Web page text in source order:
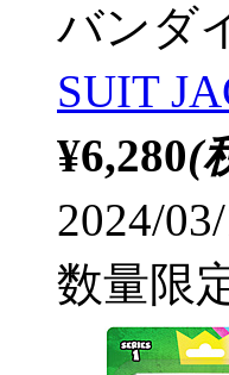
バンダ
SUIT
¥6,280(
2024/
数量限